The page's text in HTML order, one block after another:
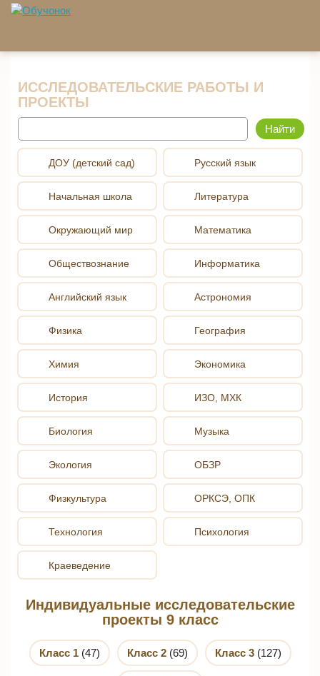
Перейти к основному содержанию
ИССЛЕДОВАТЕЛЬСКИЕ РАБОТЫ И
ПРОЕКТЫ
ДОУ (детский сад)
Начальная школа
Окружающий мир
Обществознание
Английский язык
Русский язык
Литература
Математика
Информатика
Астрономия
Физика
Химия
История
Биология
Экология
География
Экономика
ИЗО, МХК
Музыка
ОБЗР
Физкультура
Технология
Краеведение
ОРКСЭ, ОПК
Психология
Индивидуальные исследовательские
проекты 9 класс
Класс 1(47) Класс 2(69) Класс 3(127)